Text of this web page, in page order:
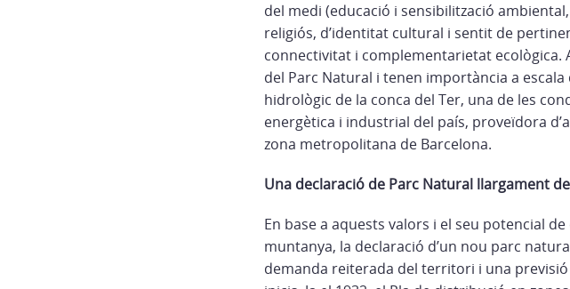
del medi (educació i sensibilització
religiós, d’identitat cultural i sentit de
connectivitat i complementarietat ecològica.
del Parc Natural i tenen importància a
hidrològic de la conca del Ter, una de les
energètica i industrial del país, proveïdora
zona metropolitana de Barcelona.
Una declaració de Parc Natural llargament
En base a aquests valors i el seu potencial
muntanya, la declaració d’un nou parc
demanda reiterada del territori i una previsió